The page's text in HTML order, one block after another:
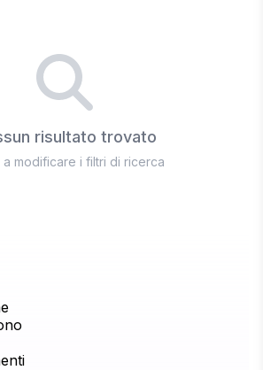
risultato trovato
a modificare i filtri di ricerca